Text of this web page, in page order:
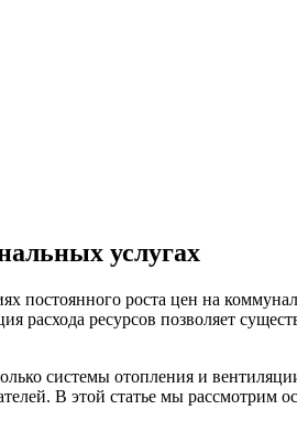
услугах
постоянного роста цен на
расхода ресурсов позволяет
системы отопления и
В этой статье мы рассмотрим